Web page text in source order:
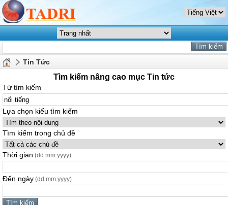
Tin Tức
Tìm kiếm nâng cao mục Tin tức
Từ tìm kiếm
Lựa chọn kiểu tìm kiếm
Tìm kiếm trong chủ đề
Thời gian (dd.mm.yyyy)
Đến ngày (dd.mm.yyyy)